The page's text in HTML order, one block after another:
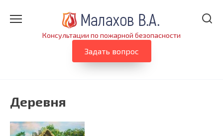
Консультации по пожарной безопасности
Задать вопрос
Деревня